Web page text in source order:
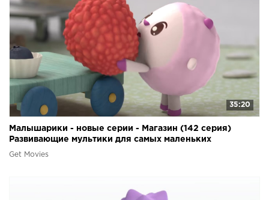
35:20
Малышарики - новые серии - Магазин (142 серия)
Развивающие мультики для самых маленьких
Get Movies